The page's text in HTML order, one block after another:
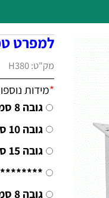
למפרט
מק"ט:H380
*
מידות נוספות
גובה 8 סמ בלבן
גובה 10 סמ בלבן
גובה 15 סמ לבן
**********